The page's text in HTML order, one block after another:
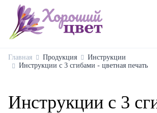
Главная Продукция
Инструкции
Инструкции с 3 сгибами - цветная печать
Инструкции с 3